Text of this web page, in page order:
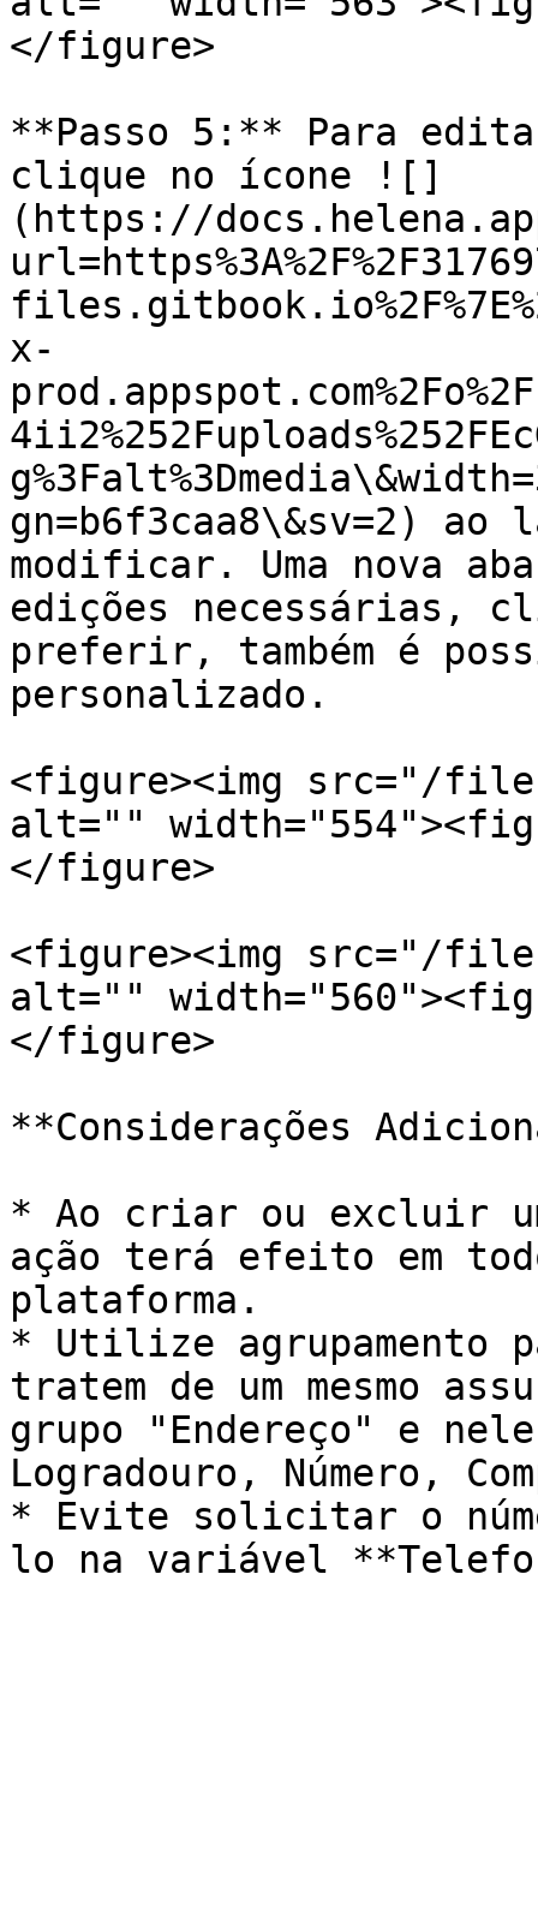
</figure>
**Passo 5:** Para
clique no ícone ![]
(https://
x-
gn=b6f3caa8\&sv=2) ao
modificar. Uma nova
edições necessárias,
preferir, também é
personalizado.
<figure><img src="/
alt=""
</figure>
<figure><img src="/files/
alt=""
</figure>
**Considerações
* Ao criar ou excluir
ação terá efeito em
plataforma.
* Utilize agrupamento
tratem de um mesmo
grupo "Endereço" e
Logradouro, Número,
* Evite solicitar o